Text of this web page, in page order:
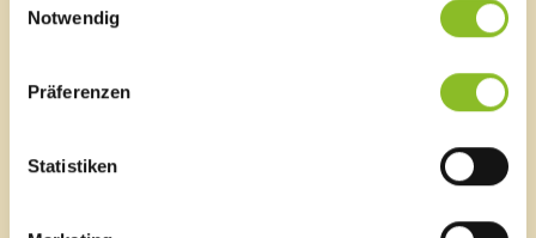
Notwendig
Präferenzen
Statistiken
Link
(Bericht vom